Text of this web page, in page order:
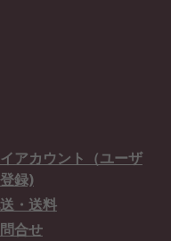
アカウント（ユーザ
録)
・送料
合せ